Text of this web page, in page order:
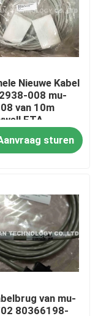
HC900
Nieuwe Kabel
008 mu-
van 10m
FTA
sturen
van mu-
80366198-